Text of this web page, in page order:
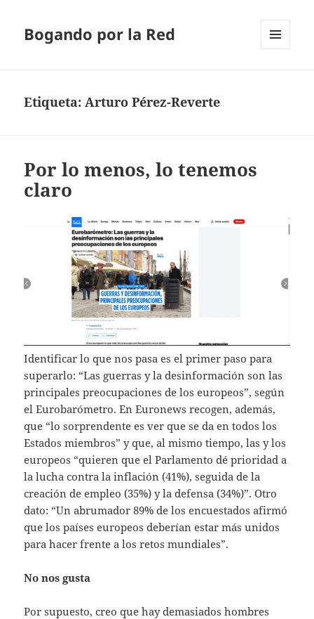
Bogando por la Red
Etiqueta:Arturo Pérez-Reverte
Por lo menos, lo tenemos
claro
Identificar lo que nos pasa es el primer paso para
superarlo: “Las guerras y la desinformación son las
principales preocupaciones de los europeos”, según
el Eurobarómetro. En Euronews recogen, además,
que “lo sorprendente es ver que se da en todos los
Estados miembros” y que, al mismo tiempo, las y los
europeos “quieren que el Parlamento dé prioridad a
la lucha contra la inflación (41%), seguida de la
creación de empleo (35%) y la defensa (34%)”. Otro
dato: “Un abrumador 89% de los encuestados afirmó
que los países europeos deberían estar más unidos
para hacer frente a los retos mundiales”.
No nos gusta
Por supuesto, creo que hay demasiados hombres